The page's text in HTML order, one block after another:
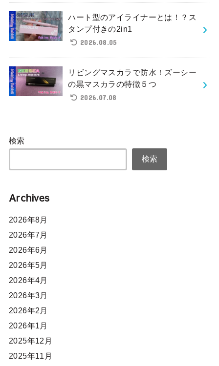
ハート型のアイライナーとは！？ス
タンプ付きの2in1
2026.08.05
リビングマスカラで防水！ズーシー
の黒マスカラの特徴５つ
2026.07.08
検索
検索
Archives
2026年8月
2026年7月
2026年6月
2026年5月
2026年4月
2026年3月
2026年2月
2026年1月
2025年12月
2025年11月